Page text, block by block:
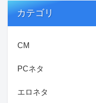
カテゴリ
CM
PCネタ
エロネタ